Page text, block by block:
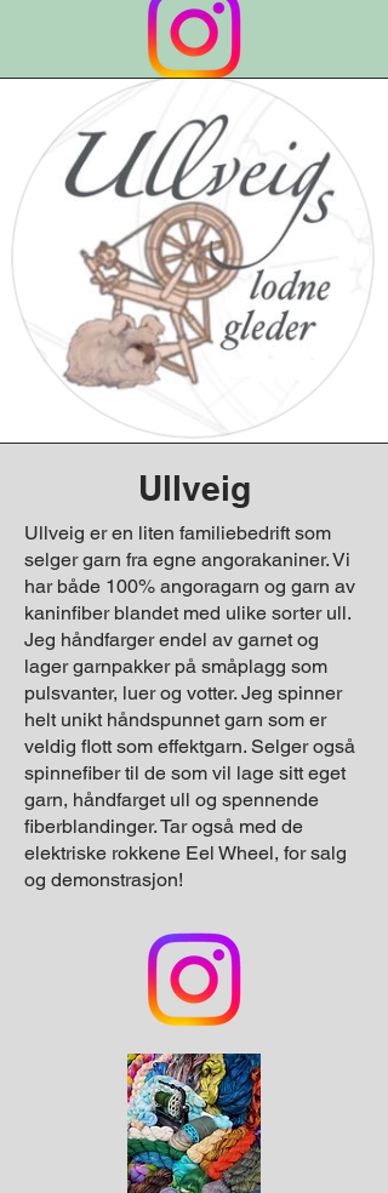
Ullveig
Ullveig er en liten familiebedrift som
selger garn fra egne angorakaniner. Vi
har både 100% angoragarn og garn av
kaninfiber blandet med ulike sorter ull.
Jeg håndfarger endel av garnet og
lager garnpakker på småplagg som
pulsvanter, luer og votter. Jeg spinner
helt unikt håndspunnet garn som er
veldig flott som effektgarn. Selger også
spinnefiber til de som vil lage sitt eget
garn, håndfarget ull og spennende
fiberblandinger. Tar også med de
elektriske rokkene Eel Wheel, for salg
og demonstrasjon!